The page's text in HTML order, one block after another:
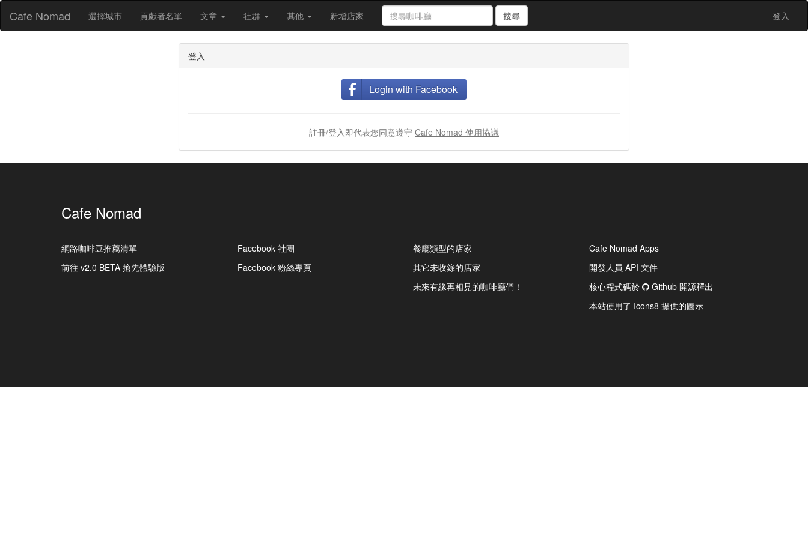
Cafe Nomad 選擇城市 貢獻者名單 文章 社群 其他 新增店家 搜尋 登入
登入
Login with Facebook
註冊/登入即代表您同意遵守 Cafe Nomad 使用協議
Cafe Nomad
網路咖啡豆推薦清單
前往 v2.0 BETA 搶先體驗版
Facebook 社團
Facebook 粉絲專頁
餐廳類型的店家
其它未收錄的店家
未來有緣再相見的咖啡廳們！
Cafe Nomad Apps
開發人員 API 文件
核心程式碼於
Github 開源釋出
本站使用了 Icons8 提供的圖示